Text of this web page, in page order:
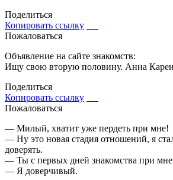
Поделиться
Копировать ссылку
Пожаловаться
Объявление на сайте знакомств:
Ищу свою вторую половину. Анна
Поделиться
Копировать ссылку
Пожаловаться
— Милый, хватит уже пердеть при мне!
— Ну это новая стадия отношений, я
доверять.
— Ты с первых дней знакомства при мне
— Я доверчивый.